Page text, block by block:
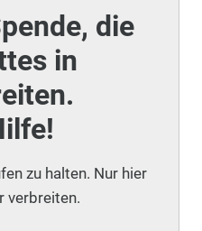
die
in
zu halten. Nur hier
verbreiten.